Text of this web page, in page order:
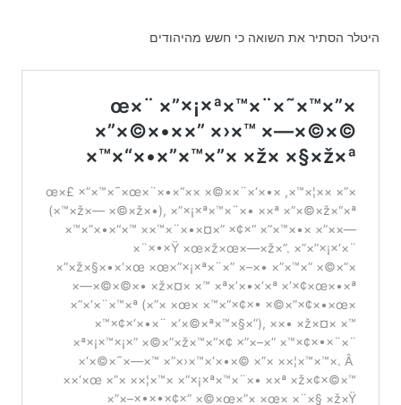
היטלר הסתיר את השואה כי חשש מהיהודים